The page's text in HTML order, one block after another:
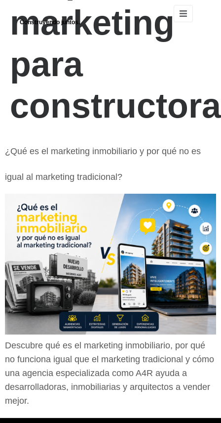
Construyendo juntos.
marketing
para
¿Qué es el marketing inmobiliario y por qué no es
igual al marketing tradicional?
Descubre qué es el marketing inmobiliario, por qué
no funciona igual que el marketing tradicional y cómo
una agencia especializada como A4R ayuda a
desarrolladoras, inmobiliarias y arquitectos a vender
mejor.